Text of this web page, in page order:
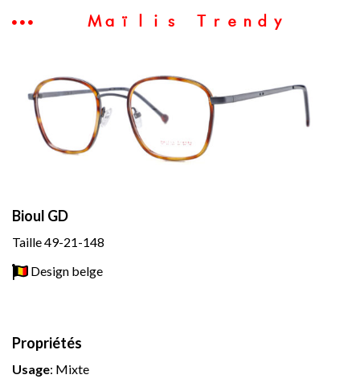
Maïlis Trendy
Bioul GD
Taille 49-21-148
Design belge
Propriétés
Usage: Mixte